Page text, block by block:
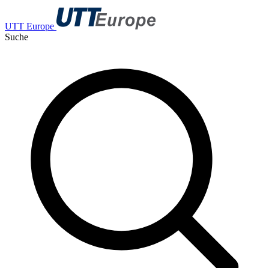
UTT Europe
Suche